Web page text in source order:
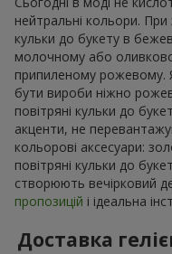
нейтральні кольори.
кульки до букету в
молочному або
припиленому рожевому.
бути вироби ніжно
повітряні кульки до
акценти, не
кольорові аксесуари:
повітряні кульки до
створюють вечірковий
пропозицій і ідеальна
Доставка